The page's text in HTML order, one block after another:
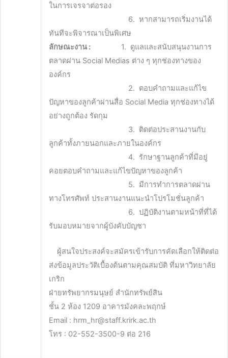
ในการเจรจาต่อรอง
6. หากสามารถเริ่มงานได้
ทันทีจะพิจารณาเป็นพิเศษ
ลักษณะงาน :1. ดูแลและสนับสนุนงานการ
ตลาดผ่าน Social Medias ต่าง ๆ ทุกช่องทางของ
องค์กร
2. ตอบคำถามและแก้ไข
ปัญหาของลูกค้าผ่านสื่อ Social Media ทุกช่องทางได้
อย่างถูกต้อง รัดกุม
3. ติดต่อประสานงานกับ
ลูกค้าทั้งภายนอกและภายในองค์กร
4. รักษาฐานลูกค้าที่มีอยู่
คอยตอบคำถามและแก้ไขปัญหาของลูกค้า
5. มีการทำการตลาดผ่าน
ทางโทรศัพท์ ประสานงานแนะนำโปรโมชั่นลูกค้า
6. ปฏิบัติงานตามหน้าที่ที่ได้
รับมอบหมายจากผู้บังคับบัญชา
ผู้สนใจประสงค์จะสมัครเข้ารับการคัดเลือกให้ติดต่อ
ส่งข้อมูลประวัติเบื้องต้นตามคุณสมบัติ ที่มหาวิทยาลัย
เกริก
ฝ่ายทรัพยากรมนุษย์ สำนักทรัพย์สิน
ชั้น 2 ห้อง 1209 อาคารมังคละพฤกษ์
Email : hrm_hr@staff.krirk.ac.th
โทร : 02-552-3500-9 ต่อ 216